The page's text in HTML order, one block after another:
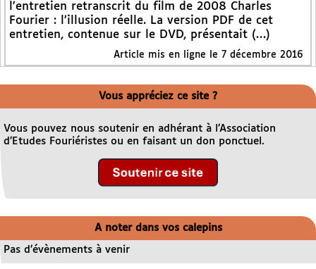
l’entretien retranscrit du film de 2008 Charles
Fourier : l’illusion réelle. La version PDF de cet
entretien, contenue sur le DVD, présentait (…)
Article mis en ligne le 7 décembre 2016
Vous appréciez ce site ?
Vous pouvez nous soutenir en adhérant à l’Association
d’Etudes Fouriéristes ou en faisant un don ponctuel.
A noter dans vos calepins
Pas d’évènements à venir